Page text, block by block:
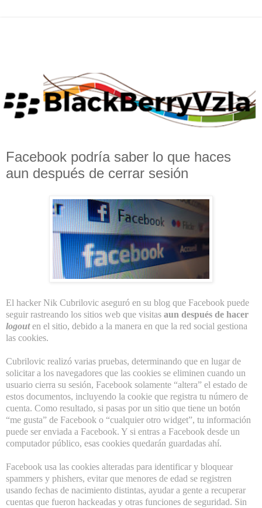
Facebook podría saber lo que haces
aun después de cerrar sesión
El hacker Nik Cubrilovic aseguró en su blog que Facebook puede
seguir rastreando los sitios web que visitas aun después de hacer
logouten el sitio, debido a la manera en que la red social gestiona
las cookies.
Cubrilovic realizó varias pruebas, determinando que en lugar de
solicitar a los navegadores que las cookies se eliminen cuando un
usuario cierra su sesión, Facebook solamente “altera” el estado de
estos documentos, incluyendo la cookie que registra tu número de
cuenta. Como resultado, si pasas por un sitio que tiene un botón
“me gusta” de Facebook o “cualquier otro widget”, tu información
puede ser enviada a Facebook. Y si entras a Facebook desde un
computador público, esas cookies quedarán guardadas ahí.
Facebook usa las cookies alteradas para identificar y bloquear
spammers y phishers, evitar que menores de edad se registren
usando fechas de nacimiento distintas, ayudar a gente a recuperar
cuentas que fueron hackeadas y otras funciones de seguridad. Sin